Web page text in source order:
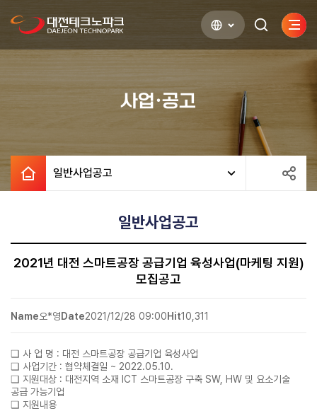
검색하기사이
열기
사업·공고
일반사업공고
일반사업공고
2021년 대전 스마트공장 공급기업 육성사업(마케팅 지원)
모집공고
Name오*영Date2021/12/28 09:00Hit10,311
❑ 사 업 명 : 대전 스마트공장 공급기업 육성사업
❑ 사업기간 : 협약체결일 ~ 2022.05.10.
❑ 지원대상 : 대전지역 소재 ICT 스마트공장 구축 SW, HW 및 요소기술
공급 가능기업
❑ 지원내용